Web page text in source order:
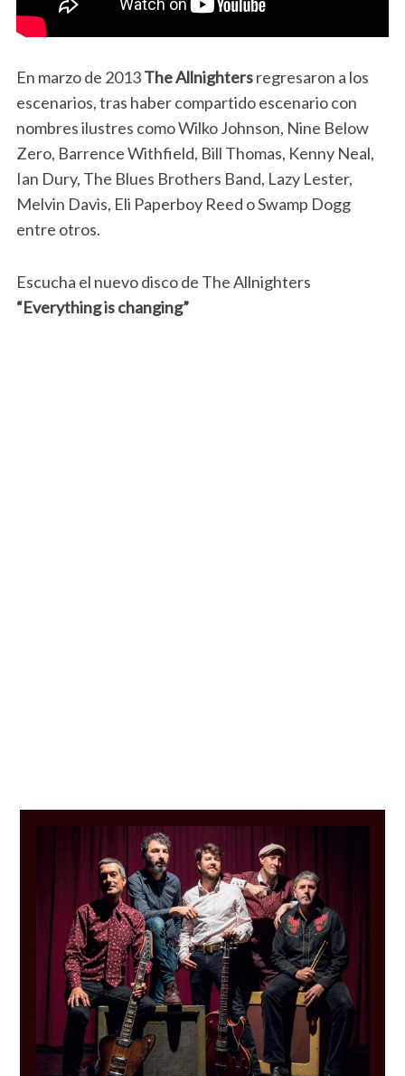
En marzo de 2013The Allnightersregresaron a los
escenarios, tras haber compartido escenario con
nombres ilustres como Wilko Johnson, Nine Below
Zero, Barrence Withfield, Bill Thomas, Kenny Neal,
Ian Dury, The Blues Brothers Band, Lazy Lester,
Melvin Davis, Eli Paperboy Reed o Swamp Dogg
entre otros.
Escucha el nuevo disco de The Allnighters
“Everything is changing”